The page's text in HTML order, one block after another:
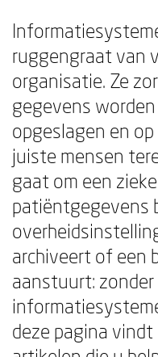
ruggengraat van
organisatie. Ze
gegevens
opgeslagen en
juiste mensen
gaat om een
patiëntgegevens
archiveert of een
aanstuurt:
deze pagina